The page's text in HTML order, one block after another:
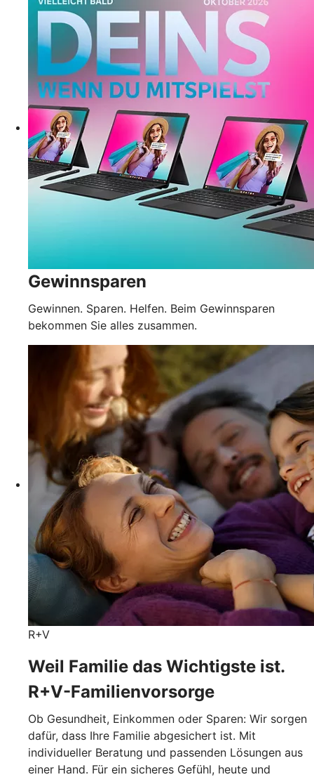
Gewinnsparen
Gewinnen. Sparen. Helfen. Beim Gewinnsparen
bekommen Sie alles zusammen.
R+V
Weil Familie das Wichtigste ist.
R+V-Familienvorsorge
Ob Gesundheit, Einkommen oder Sparen: Wir sorgen
dafür, dass Ihre Familie abgesichert ist. Mit
individueller Beratung und passenden Lösungen aus
einer Hand. Für ein sicheres Gefühl, heute und